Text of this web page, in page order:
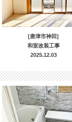
[唐津市神田]
和室改装工事
2025.12.03